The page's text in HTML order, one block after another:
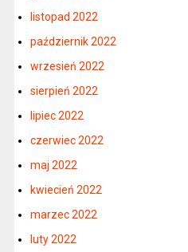
listopad 2022
październik 2022
wrzesień 2022
sierpień 2022
lipiec 2022
czerwiec 2022
maj 2022
kwiecień 2022
marzec 2022
luty 2022